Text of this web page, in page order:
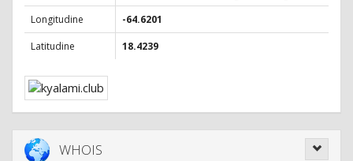
Longitudine
-64.6201
Latitudine
18.4239
WHOIS